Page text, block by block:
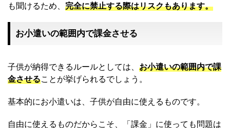
も聞けるため、 完全に禁止する際はリスクもあります。
お小遣いの範囲内で課金させる
子供が納得できるルールとしては、 お小遣いの範囲内で課
金させることが挙げられるでしょう。
基本的にお小遣いは、子供が自由に使えるものです。
自由に使えるものだからこそ、「課金」に使っても問題は